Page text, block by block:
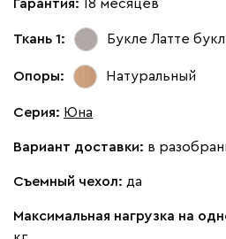
100 695 792
Гарантия: 18 месяцев
Ткань 1: Букле Латте
Опоры: Натуральный
Серия: Юна
Вариант доставки: в
Съемный чехол: да
Максимальная нагрузка на